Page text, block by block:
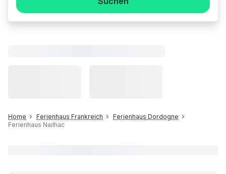
Home Ferienhaus Frankreich
Ferienhaus Dordogne
Ferienhaus Nailhac